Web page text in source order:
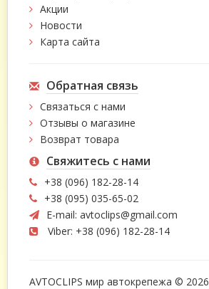
Акции
Новости
Карта сайта
Обратная связь
Связаться с нами
Отзывы о магазине
Возврат товара
Свяжитесь с нами
+38 (096) 182-28-14
+38 (095) 035-65-02
E-mail: avtoclips@gmail.com
Viber: +38 (096) 182-28-14
AVTOCLIPS мир автокрепежа © 2026